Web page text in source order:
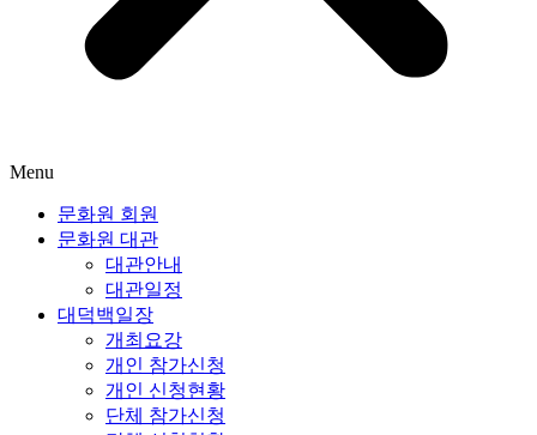
Menu
문화원 회원
문화원 대관
대관안내
대관일정
대덕백일장
개최요강
개인 참가신청
개인 신청현황
단체 참가신청